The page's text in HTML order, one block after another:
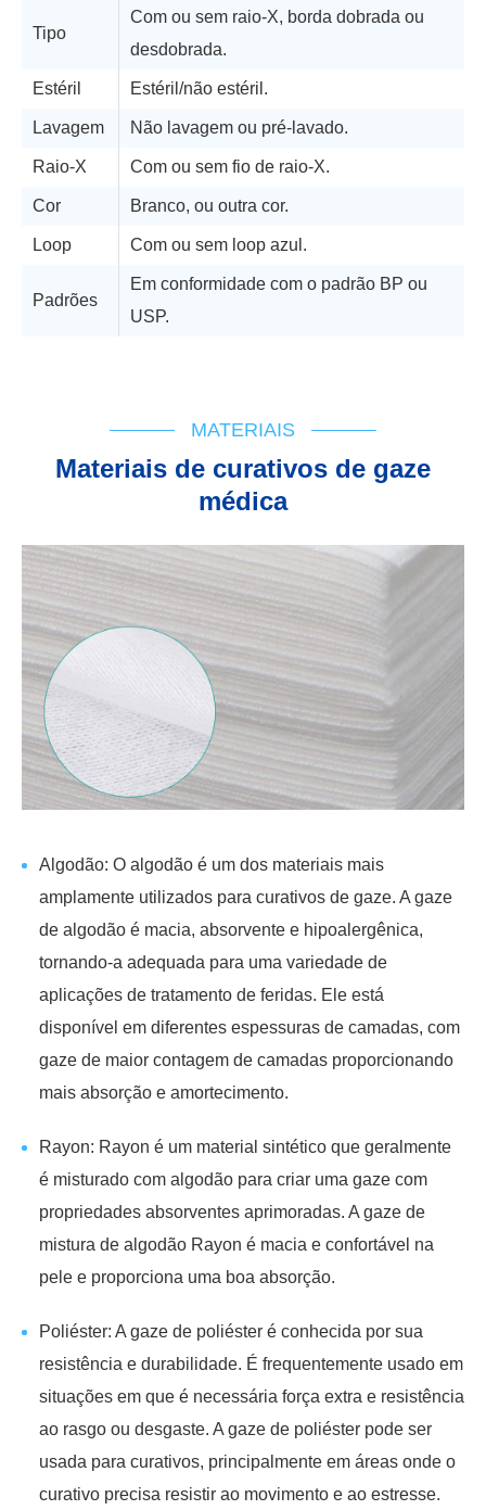
Tipo
Com ou sem raio-X, borda dobrada ou
desdobrada.
Estéril Estéril/não estéril.
Lavagem Não lavagem ou pré-lavado.
Raio-X Com ou sem fio de raio-X.
Cor Branco, ou outra cor.
Loop Com ou sem loop azul.
Padrões
Em conformidade com o padrão BP ou
USP.
MATERIAIS
Materiais de curativos de gaze
médica
Algodão: O algodão é um dos materiais mais
amplamente utilizados para curativos de gaze. A gaze
de algodão é macia, absorvente e hipoalergênica,
tornando-a adequada para uma variedade de
aplicações de tratamento de feridas. Ele está
disponível em diferentes espessuras de camadas, com
gaze de maior contagem de camadas proporcionando
mais absorção e amortecimento.
Rayon: Rayon é um material sintético que geralmente
é misturado com algodão para criar uma gaze com
propriedades absorventes aprimoradas. A gaze de
mistura de algodão Rayon é macia e confortável na
pele e proporciona uma boa absorção.
Poliéster: A gaze de poliéster é conhecida por sua
resistência e durabilidade. É frequentemente usado em
situações em que é necessária força extra e resistência
ao rasgo ou desgaste. A gaze de poliéster pode ser
usada para curativos, principalmente em áreas onde o
curativo precisa resistir ao movimento e ao estresse.